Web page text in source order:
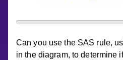
Can you use the SAS rule,
in the diagram, to determine